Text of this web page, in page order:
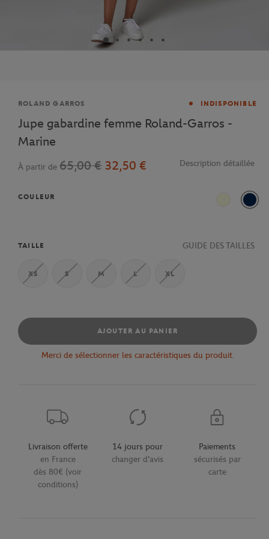
Marque
ROLAND GARROS INDISPONIBLE
Jupe gabardine femme Roland-Garros -
Marine
À partir de 65,00 € 32,50 € Description détaillée
COULEUR
TAILLE GUIDE DES TAILLES
XS S M L XL
AJOUTER AU PANIER
Merci de sélectionner les caractéristiques du produit.
Livraison offerte
en France
dès 80€ (voir
conditions)
14 jours pour
changer d'avis
Paiements
sécurisés par
carte